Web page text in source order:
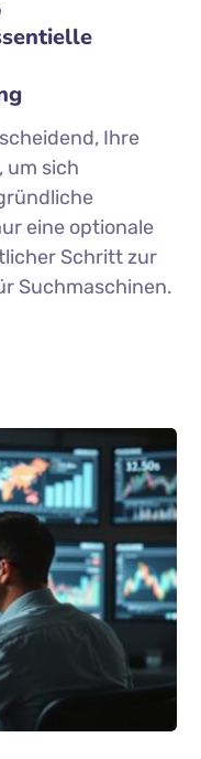
Ihre
um sich
eine optionale
Schritt zur
Suchmaschinen.